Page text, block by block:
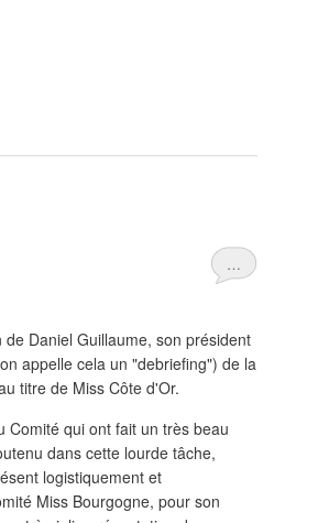
…
Daniel Guillaume, son président
appelle cela un "debriefing") de la
titre de Miss Côte d'Or.
Comité qui ont fait un très beau
dans cette lourde tâche,
logistiquement et
Miss Bourgogne, pour son